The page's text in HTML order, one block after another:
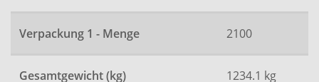
Verpackung 1 - Menge 2100
Gesamtgewicht (kg) 1234.1 kg